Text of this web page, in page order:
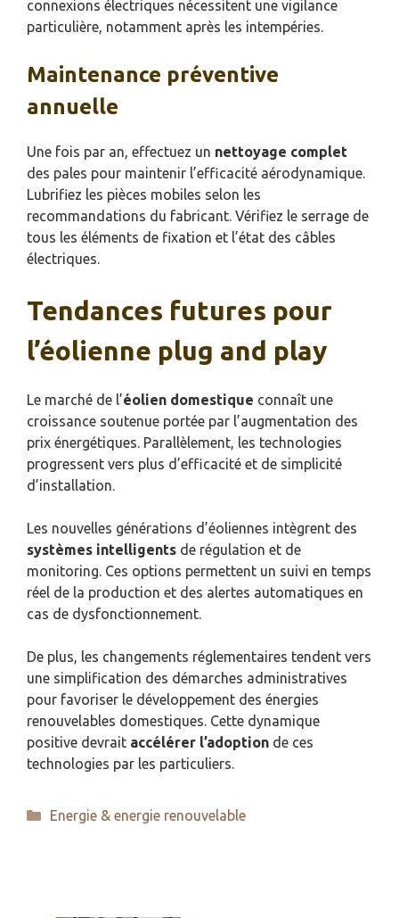
connexions électriques nécessitent une vigilance
particulière, notamment après les intempéries.
Maintenance préventive
annuelle
Une fois par an, effectuez un nettoyage complet
des pales pour maintenir l’efficacité aérodynamique.
Lubrifiez les pièces mobiles selon les
recommandations du fabricant. Vérifiez le serrage de
tous les éléments de fixation et l’état des câbles
électriques.
Tendances futures pour
l’éolienne plug and play
Le marché de l’éolien domestique connaît une
croissance soutenue portée par l’augmentation des
prix énergétiques. Parallèlement, les technologies
progressent vers plus d’efficacité et de simplicité
d’installation.
Les nouvelles générations d’éoliennes intègrent des
systèmes intelligents de régulation et de
monitoring. Ces options permettent un suivi en temps
réel de la production et des alertes automatiques en
cas de dysfonctionnement.
De plus, les changements réglementaires tendent vers
une simplification des démarches administratives
pour favoriser le développement des énergies
renouvelables domestiques. Cette dynamique
positive devrait accélérer l’adoption de ces
technologies par les particuliers.
Catégories
Energie & energie renouvelable